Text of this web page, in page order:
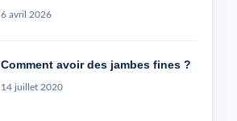
6 avril 2026
Comment avoir des jambes fines ?
14 juillet 2020